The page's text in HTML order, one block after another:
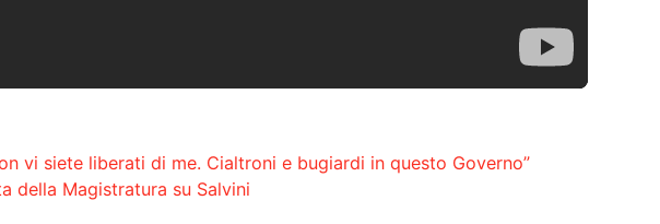
vi siete liberati di me. Cialtroni e bugiardi in questo Governo”
della Magistratura su Salvini